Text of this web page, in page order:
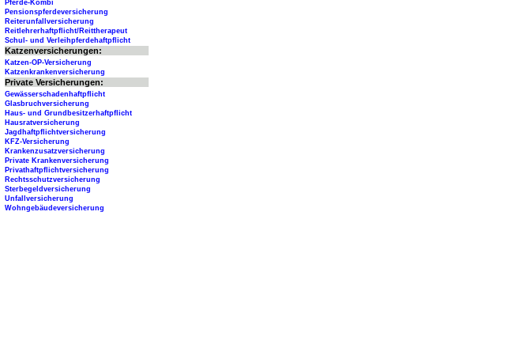
Pferde-Kombi
Pensionspferdeversicherung
Reiterunfallversicherung
Reitlehrerhaftpflicht/Reittherapeut
Schul- und Verleihpferdehaftpflicht
Katzenversicherungen:
Katzen-OP-Versicherung
Katzenkrankenversicherung
Private Versicherungen:
Gewässerschadenhaftpflicht
Glasbruchversicherung
Haus- und Grundbesitzerhaftpflicht
Hausratversicherung
Jagdhaftpflichtversicherung
KFZ-Versicherung
Krankenzusatzversicherung
Private Krankenversicherung
Privathaftpflichtversicherung
Rechtsschutzversicherung
Sterbegeldversicherung
Unfallversicherung
Wohngebäudeversicherung